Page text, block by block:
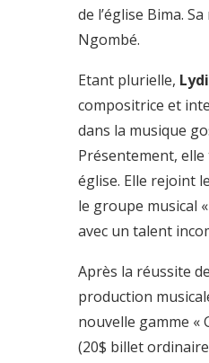
de l’église Bima.
Ngombé.
Etant plurielle,
compositrice et
dans la musique
Présentement,
église. Elle rejoint
le groupe musical
avec un talent
Après la réussite
production
nouvelle gamme «
(20$ billet